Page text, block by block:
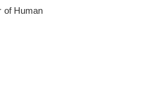
of Human